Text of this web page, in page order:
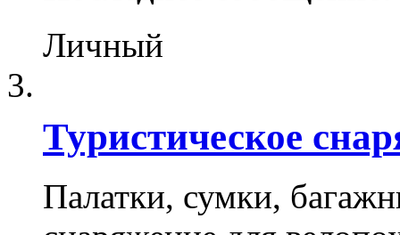
Личный
Туристическое
Палатки, сумки,